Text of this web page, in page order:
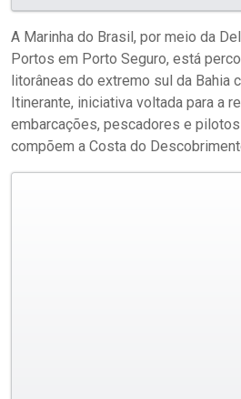
A Marinha do Brasil, por meio da
Portos em Porto Seguro, está
litorâneas do extremo sul da Bahia
Itinerante, iniciativa voltada para a
embarcações, pescadores e
compõem a Costa do